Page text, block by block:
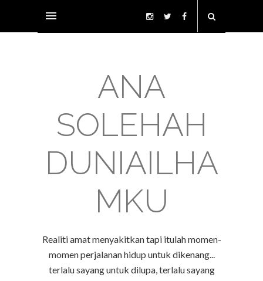
ANA
SOLEHAH
DUNIAILHA
MKU
Realiti amat menyakitkan tapi itulah momen-
momen perjalanan hidup untuk dikenang...
terlalu sayang untuk dilupa, terlalu sayang